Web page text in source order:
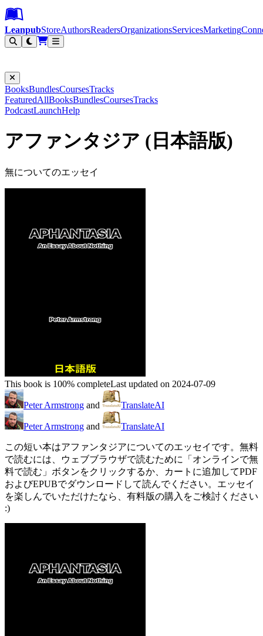
Leanpub Header
Leanpub Navigation
Skip to main content
Go to Leanpub.com
LeanpubStoreAuthorsReadersOrganizationsServicesMarketing
BooksBundlesCoursesTracks
FeaturedAllBooksBundlesCoursesTracks
PodcastLaunchHelp
アファンタジア (日本語版)
無についてのエッセイ
This book is 100% completeLast updated on 2024-07-09
Peter Armstrong and TranslateAI
Peter Armstrong and TranslateAI
この短い本はアファンタジアについてのエッセイです。無料
で読むには、ウェブブラウザで読むために「オンラインで無
料で読む」ボタンをクリックするか、カートに追加してPDF
およびEPUBでダウンロードして読んでください。エッセイ
を楽しんでいただけたなら、有料版の購入をご検討ください
:)